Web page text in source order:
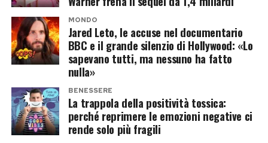
di acidi AHA, BHA e
retinoidi altera il pH
cutaneo e rimuove i
lipidi essenziali che
tengono unite le
cellule epidermiche”,
MONDO
Jared Leto, le accuse nel documentario
BBC e il grande silenzio di Hollywood: «Lo
sapevano tutti, ma nessuno ha fatto
nulla»
BENESSERE
La trappola della positività tossica:
perché reprimere le emozioni negative ci
rende solo più fragili